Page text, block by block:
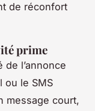
de réconfort
prime
de l’annonce
ou le SMS
message court,